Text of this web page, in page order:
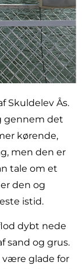
Skuldelev Ås.
gennem det
kørende,
men den er
tale om et
den og
istid.
dybt nede
sand og grus.
være glade for